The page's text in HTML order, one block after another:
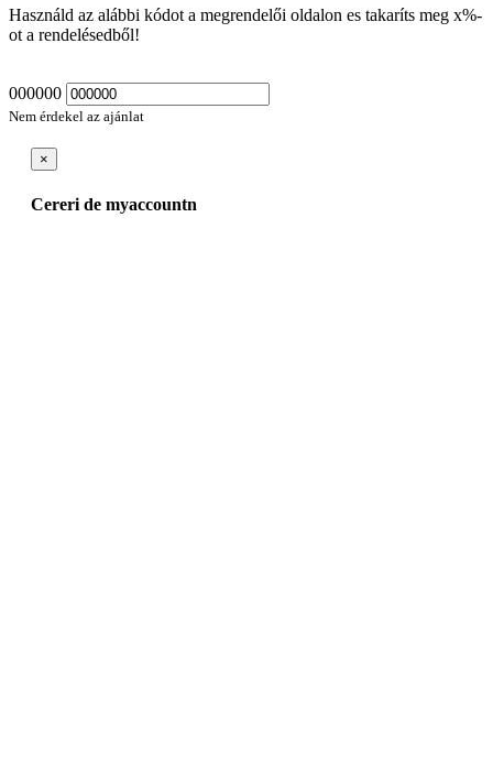
Használd az alábbi kódot a megrendelői oldalon es takaríts meg x%-
ot a rendelésedből!
000000
Nem érdekel az ajánlat
×
Cereri de myaccountn